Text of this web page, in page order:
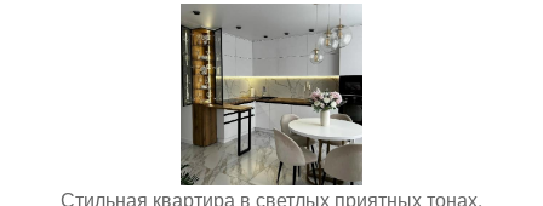
Стильная квартира в светлых приятных тонах.